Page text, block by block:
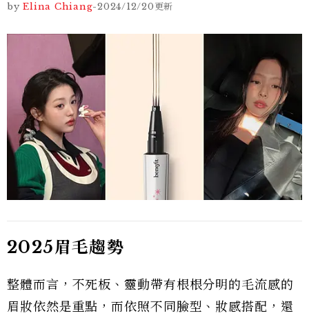
by Elina Chiang-2024/12/20更新
2025眉毛趨勢
整體而言，不死板、靈動帶有根根分明的毛流感的
眉妝依然是重點，而依照不同臉型、妝感搭配，還